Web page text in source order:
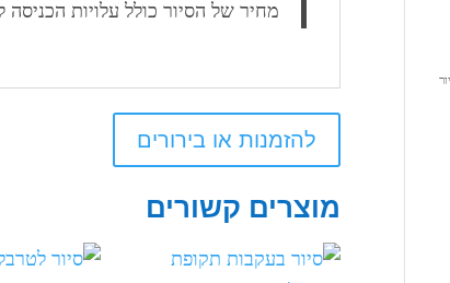
מחיר של הסיור כולל עלויות הכניסה
להזמנות או בירורים
מוצרים קשורים